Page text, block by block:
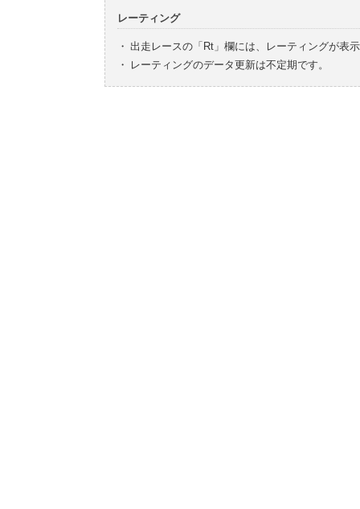
レーティング
・ 出走レースの「Rt」欄には、レーティングが表
・
レーティングのデータ更新は不定期です。